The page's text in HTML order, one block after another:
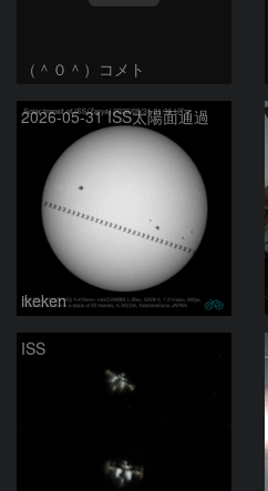
（＾０＾）コメト
2026-05-31 ISS太陽面通過
ikeken
ISS